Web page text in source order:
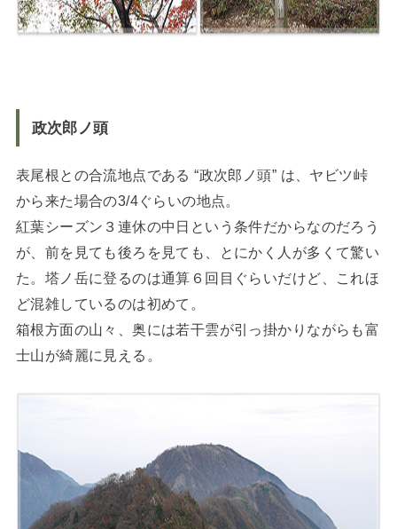
政次郎ノ頭
表尾根との合流地点である “政次郎ノ頭” は、ヤビツ峠
から来た場合の3/4ぐらいの地点。
紅葉シーズン３連休の中日という条件だからなのだろう
が、前を見ても後ろを見ても、とにかく人が多くて驚い
た。塔ノ岳に登るのは通算６回目ぐらいだけど、これほ
ど混雑しているのは初めて。
箱根方面の山々、奥には若干雲が引っ掛かりながらも富
士山が綺麗に見える。